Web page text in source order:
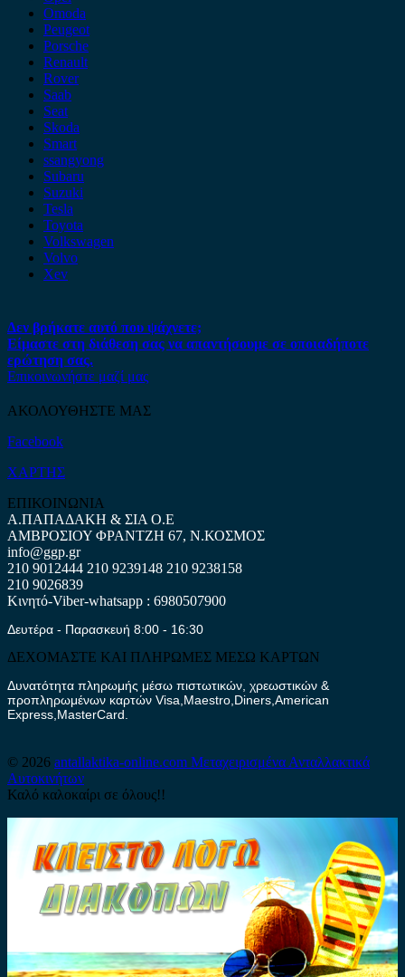
Omoda
Peugeot
Porsche
Renault
Rover
Saab
Seat
Skoda
Smart
ssangyong
Subaru
Suzuki
Tesla
Toyota
Volkswagen
Volvo
Xev
Δεν βρήκατε αυτό που ψάχνετε;
Είμαστε στη διάθεση σας να απαντήσουμε σε οποιαδήποτε
ερώτηση σας.
Επικοινωνήστε μαζί μας
ΑΚΟΛΟΥΘΗΣΤΕ ΜΑΣ
Facebook
ΧΑΡΤΗΣ
ΕΠΙΚΟΙΝΩΝΙΑ
Α.ΠΑΠΑΔΑΚΗ & ΣΙΑ Ο.Ε
ΑΜΒΡΟΣΙΟΥ ΦΡΑΝΤΖΗ 67, Ν.ΚΟΣΜΟΣ
info@ggp.gr
210 9012444 210 9239148 210 9238158
210 9026839
Κινητό-Viber-whatsapp : 6980507900
Δευτέρα - Παρασκευή 8:00 - 16:30
ΔΕΧΟΜΑΣΤΕ ΚΑΙ ΠΛΗΡΩΜΕΣ ΜΕΣΩ ΚΑΡΤΩΝ
Δυνατότητα πληρωμής μέσω πιστωτικών, χρεωστικών &
προπληρωμένων καρτών Visa,Maestro,Diners,American
Express,MasterCard.
© 2026 antallaktika-online.com Μεταχειρισμένα Ανταλλακτικά
Αυτοκινήτων
Καλό καλοκαίρι σε όλους!!